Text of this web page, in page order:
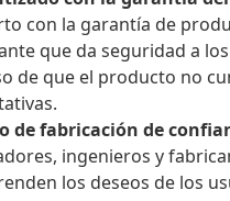
con la garantía de
que da seguridad a
de que el producto no
de fabricación de
ingenieros y
los deseos de los